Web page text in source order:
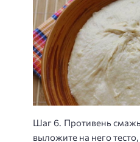
Шаг 6. Противень
выложите на него